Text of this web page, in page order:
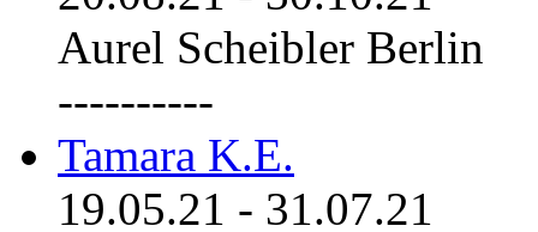
Aurel Scheibler Berlin
----------
Tamara K.E.
19.05.21 - 31.07.21